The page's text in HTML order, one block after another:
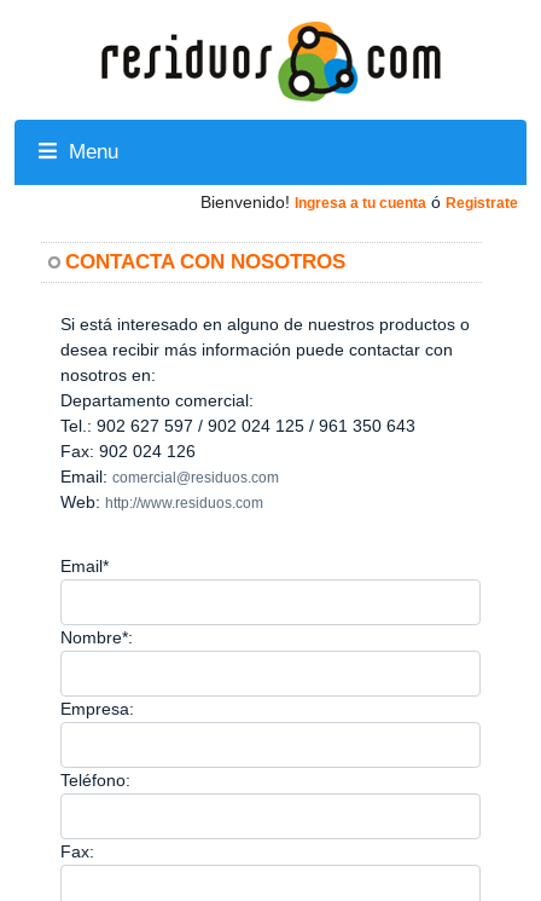
Menu
Bienvenido! Ingresa a tu cuenta ó Registrate
CONTACTA CON NOSOTROS
Si está interesado en alguno de nuestros productos o
desea recibir más información puede contactar con
nosotros en:
Departamento comercial:
Tel.: 902 627 597 / 902 024 125 / 961 350 643
Fax: 902 024 126
Email: comercial@residuos.com
Web: http://www.residuos.com
Email*
Nombre*:
Empresa:
Teléfono:
Fax: